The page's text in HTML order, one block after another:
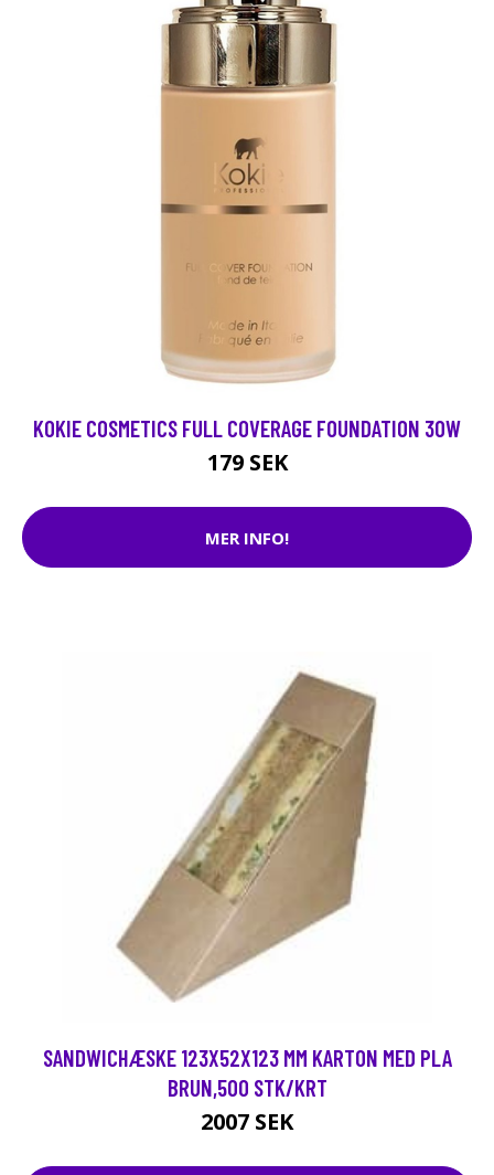
KOKIE COSMETICS FULL COVERAGE FOUNDATION 30W
179 SEK
MER INFO!
SANDWICHÆSKE 123X52X123 MM KARTON MED PLA
BRUN,500 STK/KRT
2007 SEK